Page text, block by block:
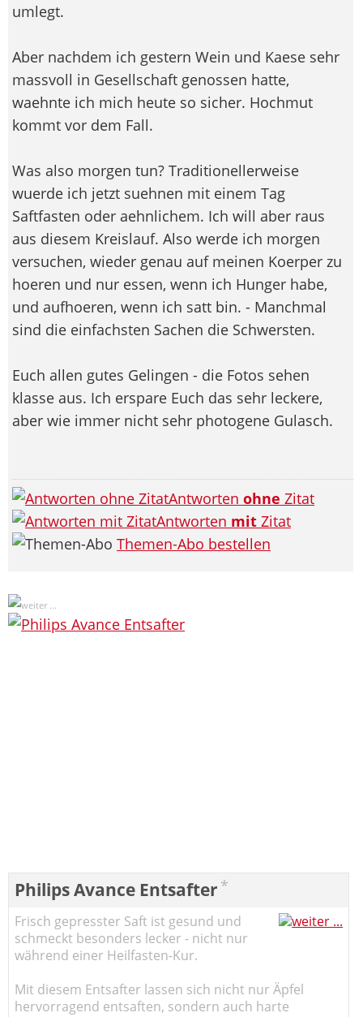
umlegt.
Aber nachdem ich gestern Wein und Kaese sehr
massvoll in Gesellschaft genossen hatte,
waehnte ich mich heute so sicher. Hochmut
kommt vor dem Fall.
Was also morgen tun? Traditionellerweise
wuerde ich jetzt suehnen mit einem Tag
Saftfasten oder aehnlichem. Ich will aber raus
aus diesem Kreislauf. Also werde ich morgen
versuchen, wieder genau auf meinen Koerper zu
hoeren und nur essen, wenn ich Hunger habe,
und aufhoeren, wenn ich satt bin. - Manchmal
sind die einfachsten Sachen die Schwersten.
Euch allen gutes Gelingen - die Fotos sehen
klasse aus. Ich erspare Euch das sehr leckere,
aber wie immer nicht sehr photogene Gulasch.
Antworten ohne Zitat
Antworten mit Zitat
Themen-Abo bestellen
Philips Avance Entsafter *
Frisch gepresster Saft ist gesund und
schmeckt besonders lecker - nicht nur
während einer Heilfasten-Kur.
Mit diesem Entsafter lassen sich nicht nur Äpfel
hervorragend entsaften, sondern auch harte